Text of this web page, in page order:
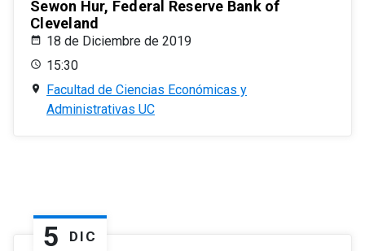
Sewon Hur, Federal Reserve Bank of
Cleveland
18 de Diciembre de 2019
15:30
Facultad de Ciencias Económicas y
Administrativas UC
5 DIC